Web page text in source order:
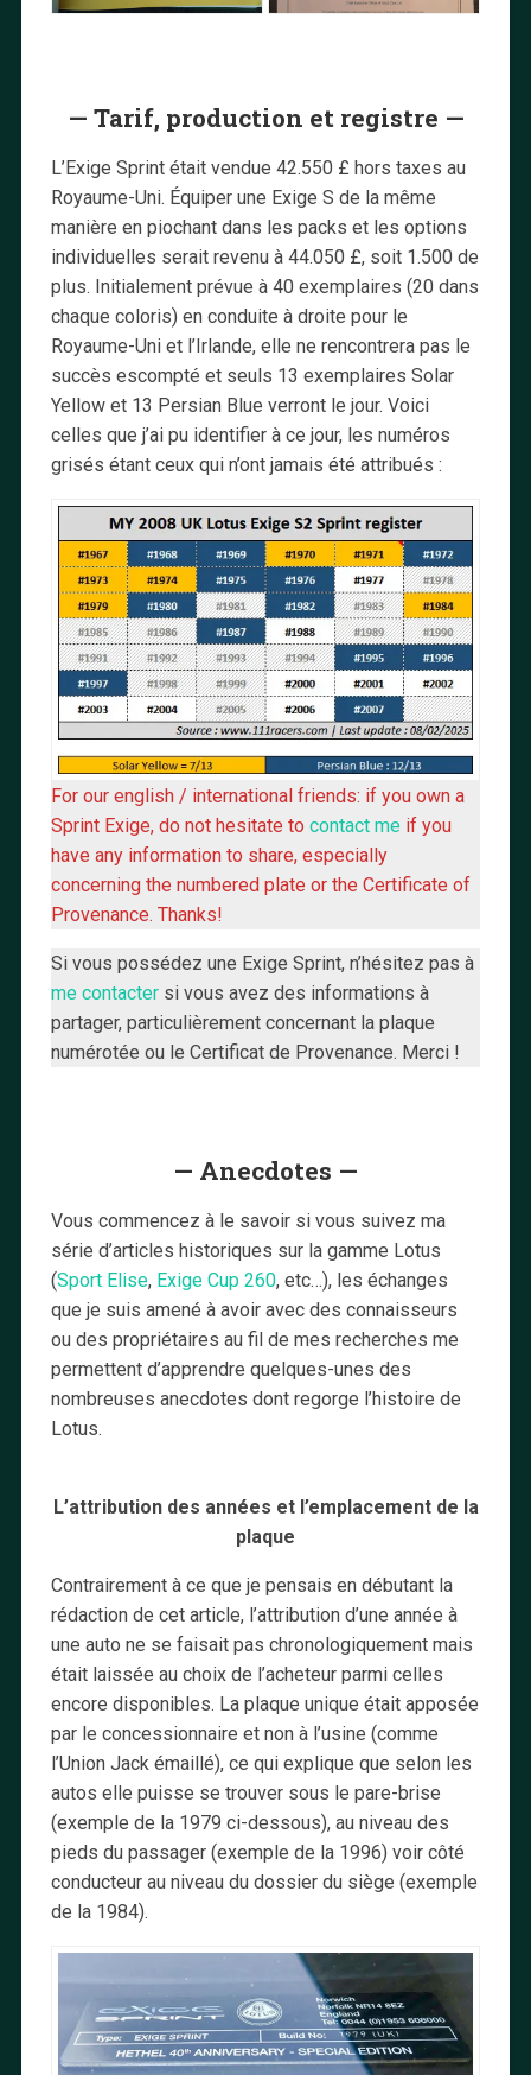
— Tarif, production et registre —
L’Exige Sprint était vendue 42.550 £ hors taxes au
Royaume-Uni. Équiper une Exige S de la même
manière en piochant dans les packs et les options
individuelles serait revenu à 44.050 £, soit 1.500 de
plus. Initialement prévue à 40 exemplaires (20 dans
chaque coloris) en conduite à droite pour le
Royaume-Uni et l’Irlande, elle ne rencontrera pas le
succès escompté et seuls 13 exemplaires Solar
Yellow et 13 Persian Blue verront le jour. Voici
celles que j’ai pu identifier à ce jour, les numéros
grisés étant ceux qui n’ont jamais été attribués :
For our english / international friends: if you own a
Sprint Exige, do not hesitate to contact meif you
have any information to share, especially
concerning the numbered plate or the Certificate of
Provenance. Thanks!
Si vous possédez une Exige Sprint, n’hésitez pas à
me contactersi vous avez des informations à
partager, particulièrement concernant la plaque
numérotée ou le Certificat de Provenance. Merci !
— Anecdotes —
Vous commencez à le savoir si vous suivez ma
série d’articles historiques sur la gamme Lotus
(Sport Elise, Exige Cup 260, etc…), les échanges
que je suis amené à avoir avec des connaisseurs
ou des propriétaires au fil de mes recherches me
permettent d’apprendre quelques-unes des
nombreuses anecdotes dont regorge l’histoire de
Lotus.
L’attribution des années et l’emplacement de la
plaque
Contrairement à ce que je pensais en débutant la
rédaction de cet article, l’attribution d’une année à
une auto ne se faisait pas chronologiquement mais
était laissée au choix de l’acheteur parmi celles
encore disponibles. La plaque unique était apposée
par le concessionnaire et non à l’usine (comme
l’Union Jack émaillé), ce qui explique que selon les
autos elle puisse se trouver sous le pare-brise
(exemple de la 1979 ci-dessous), au niveau des
pieds du passager (exemple de la 1996) voir côté
conducteur au niveau du dossier du siège (exemple
de la 1984).